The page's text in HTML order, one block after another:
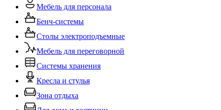
Мебель для персонала
Бенч-системы
Столы электроподъемные
Мебель для переговорной
Системы хранения
Кресла и стулья
Зона отдыха